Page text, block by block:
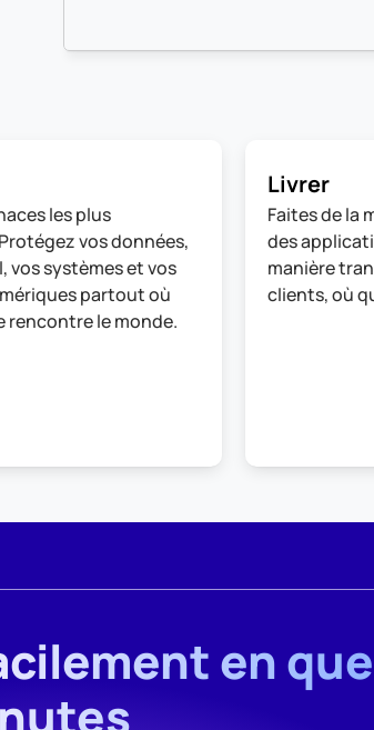
les plus
vos données,
vos systèmes et vos
partout où
rencontre le monde.
Livrer
Faites de la
des
manière
clients, où
en